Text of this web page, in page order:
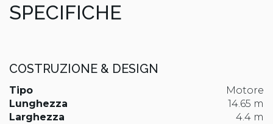
SPECIFICHE
COSTRUZIONE & DESIGN
Tipo
Motore
Lunghezza
14.65 m
Larghezza
4.4 m